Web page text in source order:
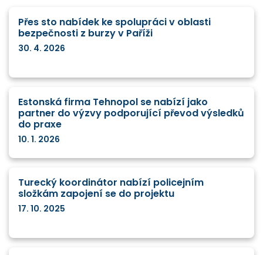
Přes sto nabídek ke spolupráci v oblasti
bezpečnosti z burzy v Paříži
30. 4. 2026
Estonská firma Tehnopol se nabízí jako
partner do výzvy podporující převod výsledků
do praxe
10. 1. 2026
Turecký koordinátor nabízí policejním
složkám zapojení se do projektu
17. 10. 2025